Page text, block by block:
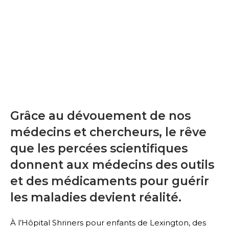
Grâce au dévouement de nos
médecins et chercheurs, le rêve
que les percées scientifiques
donnent aux médecins des outils
et des médicaments pour guérir
les maladies devient réalité.
À l’Hôpital Shriners pour enfants de Lexington, des